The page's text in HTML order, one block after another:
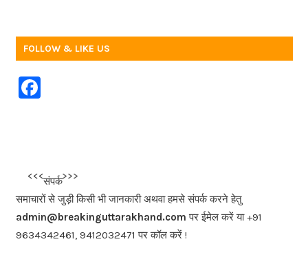
FOLLOW & LIKE US
F
b
o
o
k
<<<संपर्क>>>
समाचारों से जुड़ी किसी भी जानकारी अथवा हमसे संपर्क करने हेतु
admin@breakinguttarakhand.com पर ईमेल करें या +91
9634342461, 9412032471 पर कॉल करें !